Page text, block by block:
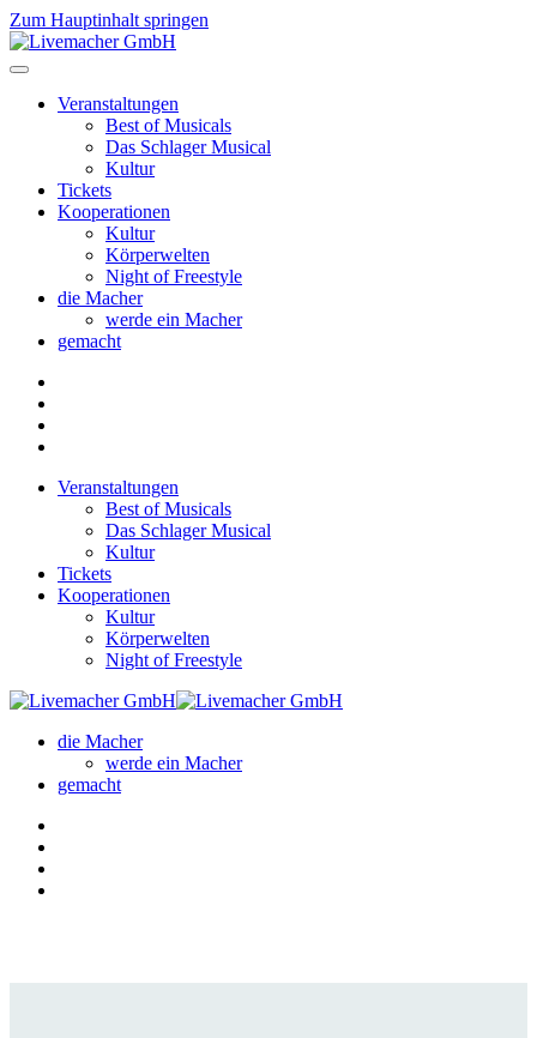
Zum Hauptinhalt springen
Veranstaltungen
Best of Musicals
Das Schlager Musical
Kultur
Tickets
Kooperationen
Kultur
Körperwelten
Night of Freestyle
die Macher
werde ein Macher
gemacht
Veranstaltungen
Best of Musicals
Das Schlager Musical
Kultur
Tickets
Kooperationen
Kultur
Körperwelten
Night of Freestyle
die Macher
werde ein Macher
gemacht